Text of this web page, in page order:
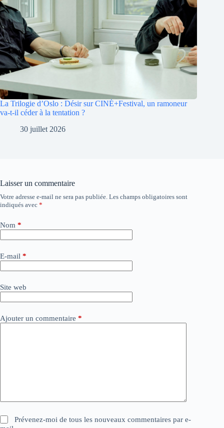
La Trilogie d’Oslo : Désir sur CINÉ+Festival, un ramoneur
va-t-il céder à la tentation ?
30 juillet 2026
Laisser un commentaire
Votre adresse e-mail ne sera pas publiée. Les champs obligatoires sont
indiqués avec *
Nom *
E-mail *
Site web
Ajouter un commentaire *
Prévenez-moi de tous les nouveaux commentaires par e-
A
l
e
n
t
i
e